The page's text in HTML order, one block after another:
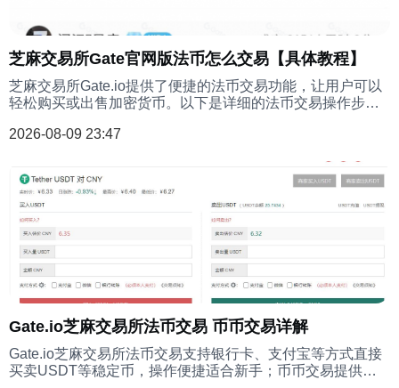
芝麻交易所Gate官网版法币怎么交易【具体教程】
芝麻交易所Gate.io提供了便捷的法币交易功能，让用户可以
轻松购买或出售加密货币。以下是详细的法币交易操作步
2026-08-09 23:47
Gate.io芝麻交易所法币交易 币币交易详解
Gate.io芝麻交易所法币交易支持银行卡、支付宝等方式直接
买卖USDT等稳定币，操作便捷适合新手；币币交易提供